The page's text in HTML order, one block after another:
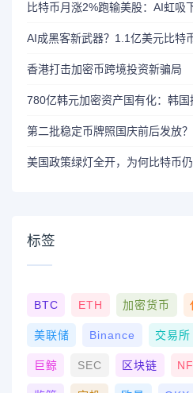
比特币月涨2%跑输美股：AI虹吸
香港打击加密币跨境投资新骗局
780亿韩元加密资产国有化：韩国
美国政策绿灯全开，为何比特币仍
标签
BTC ETH 加密货币
美联储 Binance 交易所
巨鲸 SEC 区块链